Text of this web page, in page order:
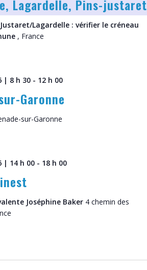
Lagardelle, Pins-justaret
Lagardelle : vérifier le créneau
, France
| 8 h 30- 12 h 00
Garonne
sur-Garonne
| 14 h 00- 18 h 00
Joséphine Baker 4 chemin des